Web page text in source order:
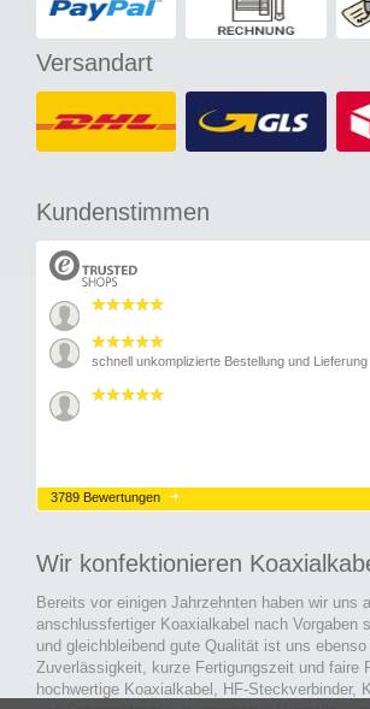
Versandart
Kundenstimmen
schnell unkomplizierte Bestellung und Lieferung
3789 Bewertungen
Wir konfektionieren
Bereits vor einigen Jahrzehnten haben wir uns
anschlussfertiger Koaxialkabel nach Vorgaben
und gleichbleibend gute Qualität ist uns
Zuverlässigkeit, kurze Fertigungszeit und faire
hochwertige Koaxialkabel, HF-Steckverbinder,